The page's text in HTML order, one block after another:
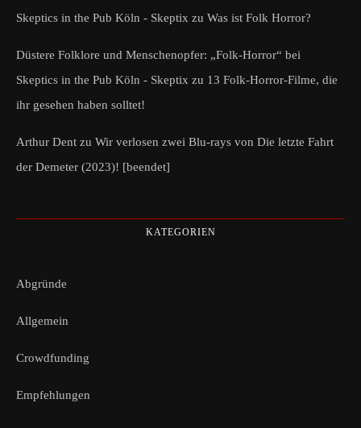
Skeptics in the Pub Köln - Skeptix zu Was ist Folk Horror?
Düstere Folklore und Menschenopfer: „Folk-Horror“ bei
Skeptics in the Pub Köln - Skeptix zu 13 Folk-Horror-Filme, die
ihr gesehen haben solltet!
Arthur Dent zu Wir verlosen zwei Blu-rays von Die letzte Fahrt
der Demeter (2023)! [beendet]
KATEGORIEN
Abgründe
Allgemein
Crowdfunding
Empfehlungen